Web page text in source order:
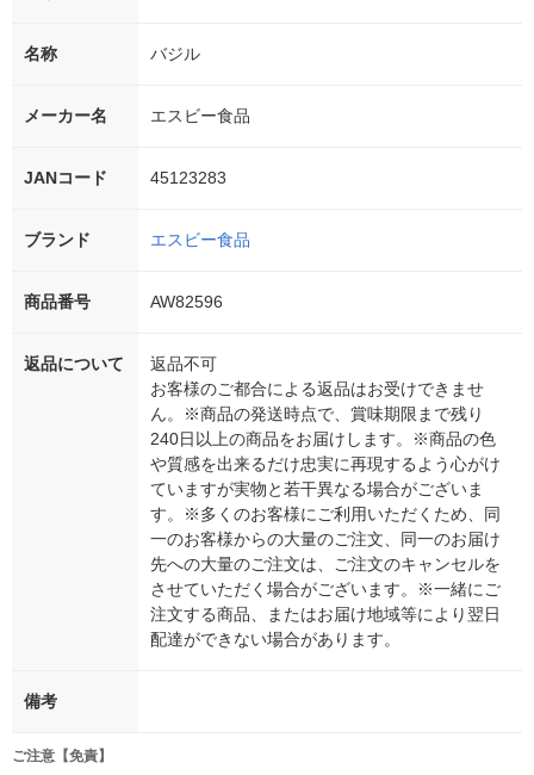
名称 バジル
メーカー名 エスビー食品
JANコード 45123283
ブランド エスビー食品
商品番号 AW82596
返品について
返品不可
お客様のご都合による返品はお受けできませ
ん。※商品の発送時点で、賞味期限まで残り
240日以上の商品をお届けします。※商品の色
や質感を出来るだけ忠実に再現するよう心がけ
ていますが実物と若干異なる場合がございま
す。※多くのお客様にご利用いただくため、同
一のお客様からの大量のご注文、同一のお届け
先への大量のご注文は、ご注文のキャンセルを
させていただく場合がございます。※一緒にご
注文する商品、またはお届け地域等により翌日
配達ができない場合があります。
備考
ご注意【免責】